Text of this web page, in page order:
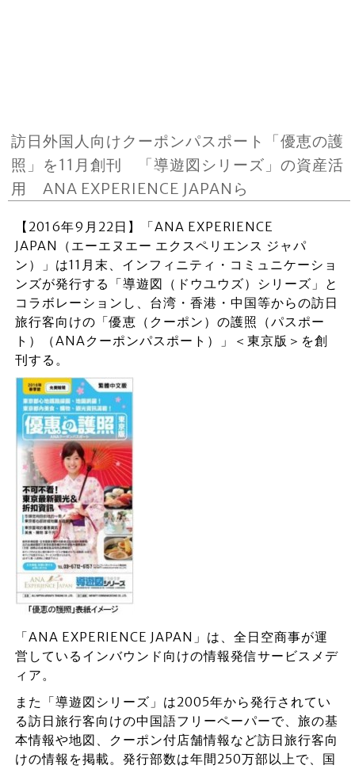
訪日外国人向けクーポンパスポート「優恵の護
照」を11月創刊 「導遊図シリーズ」の資産活
用 ANA EXPERIENCE JAPANら
【2016年9月22日】「ANA EXPERIENCE
JAPAN（エーエヌエー エクスペリエンス ジャパ
ン）」は11月末、インフィニティ・コミュニケーショ
ンズが発行する「導遊図（ドウユウズ）シリーズ」と
コラボレーションし、台湾・香港・中国等からの訪日
旅行客向けの「優恵（クーポン）の護照（パスポー
ト）（ANAクーポンパスポート）」＜東京版＞を創
刊する。
「ANA EXPERIENCE JAPAN」は、全日空商事が運
営しているインバウンド向けの情報発信サービスメデ
ィア。
また「導遊図シリーズ」は2005年から発行されてい
る訪日旅行客向けの中国語フリーペーパーで、旅の基
本情報や地図、クーポン付店舗情報など訪日旅行客向
けの情報を掲載。発行部数は年間250万部以上で、国